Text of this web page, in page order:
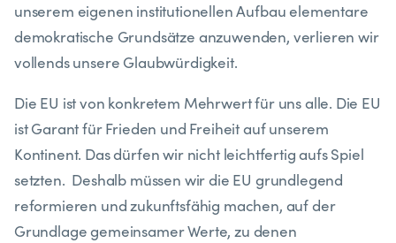
unserem eigenen institutionellen Aufbau elementare
demokratische Grundsätze anzuwenden, verlieren wir
vollends unsere Glaubwürdigkeit.
Die EU ist von konkretem Mehrwert für uns alle. Die EU
ist Garant für Frieden und Freiheit auf unserem
Kontinent. Das dürfen wir nicht leichtfertig aufs Spiel
setzten. Deshalb müssen wir die EU grundlegend
reformieren und zukunftsfähig machen, auf der
Grundlage gemeinsamer Werte, zu denen